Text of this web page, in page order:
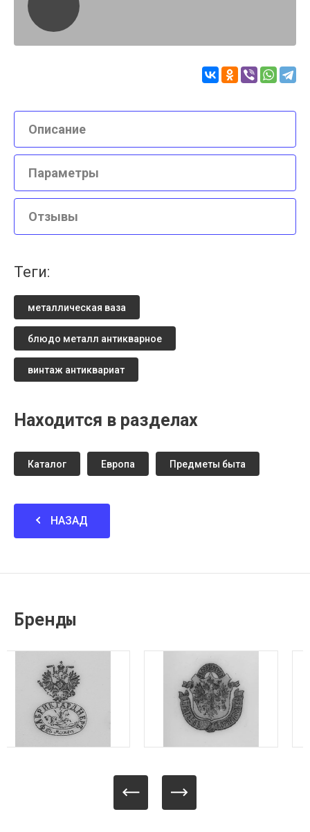
Описание
Параметры
Отзывы
теги:
металлическая ваза
блюдо металл антикварное
винтаж антиквариат
Находится в разделах
Каталог Европа Предметы быта
НАЗАД
Бренды